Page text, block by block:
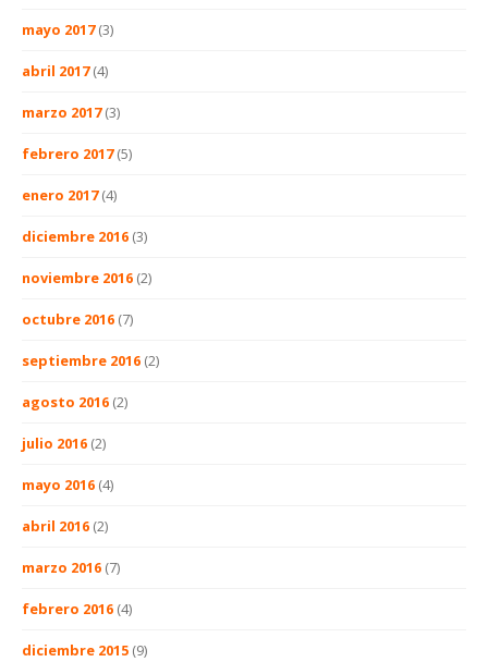
mayo 2017(3)
abril 2017(4)
marzo 2017(3)
febrero 2017(5)
enero 2017(4)
diciembre 2016 (3)
noviembre 2016 (2)
octubre 2016 (7)
septiembre 2016 (2)
agosto 2016 (2)
julio 2016 (2)
mayo 2016 (4)
abril 2016 (2)
marzo 2016 (7)
febrero 2016 (4)
diciembre 2015 (9)